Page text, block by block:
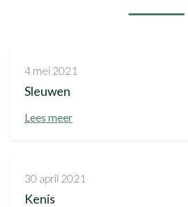
4 mei 2021
Sleuwen
Lees meer
30 april 2021
Kenis